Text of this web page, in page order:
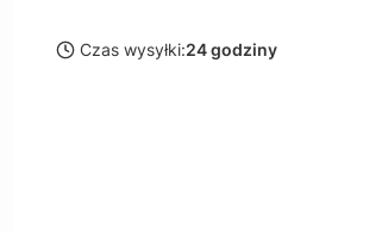
Czas wysyłki:24 godziny